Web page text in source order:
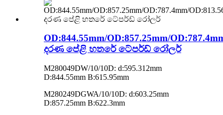
OD:844.55mm/OD:857.25mm/
දරණ පේළි හතරේ ටේපර්ඩ් රෝලර්
M280049DW/10/10D: d:595.312mm
D:844.55mm B:615.95mm
M280249DGWA/10/10D: d:603.25mm
D:857.25mm B:622.3mm